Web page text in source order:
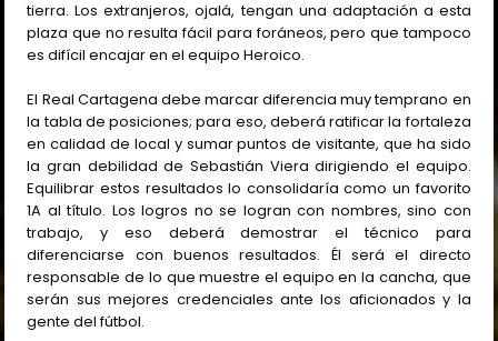
tierra. Los extranjeros, ojalá, tengan una adaptación a esta
plaza que no resulta fácil para foráneos, pero que tampoco
es difícil encajar en el equipo Heroico.
El Real Cartagena debe marcar diferencia muy temprano en
la tabla de posiciones; para eso, deberá ratificar la fortaleza
en calidad de local y sumar puntos de visitante, que ha sido
la gran debilidad de Sebastián Viera dirigiendo el equipo.
Equilibrar estos resultados lo consolidaría como un favorito
1A al título. Los logros no se logran con nombres, sino con
trabajo, y eso deberá demostrar el técnico para
diferenciarse con buenos resultados. Él será el directo
responsable de lo que muestre el equipo en la cancha, que
serán sus mejores credenciales ante los aficionados y la
gente del fútbol.